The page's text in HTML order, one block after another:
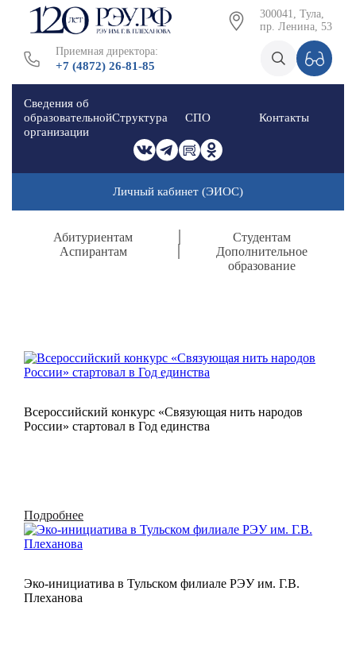
300041, Тула,
пр. Ленина, 53
Приемная директора:
+7 (4872) 26-81-85
Сведения об
образовательной
организации
Структура СПО Контакты
Личный кабинет (ЭИОС)
Абитуриентам
Студентам
Аспирантам
Дополнительное
образование
Всероссийский конкурс «Связующая нить народов
России» стартовал в Год единства
Подробнее
Эко-инициатива в Тульском филиале РЭУ им. Г.В.
Плеханова